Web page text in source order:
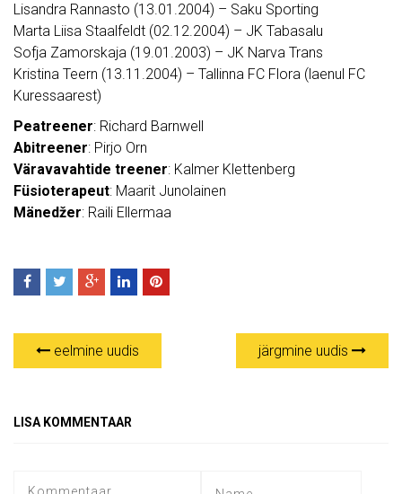
Lisandra Rannasto (13.01.2004) – Saku Sporting
Marta Liisa Staalfeldt (02.12.2004) – JK Tabasalu
Sofja Zamorskaja (19.01.2003) – JK Narva Trans
Kristina Teern (13.11.2004) – Tallinna FC Flora (laenul FC
Kuressaarest)
Peatreener: Richard Barnwell
Abitreener: Pirjo Orn
Väravavahtide treener: Kalmer Klettenberg
Füsioterapeut: Maarit Junolainen
Mänedžer: Raili Ellermaa
eelmine uudis järgmine uudis
LISA KOMMENTAAR